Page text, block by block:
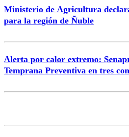
Ministerio de Agricultura
para la región de Ñuble
Alerta por calor extremo:
Temprana Preventiva en tres